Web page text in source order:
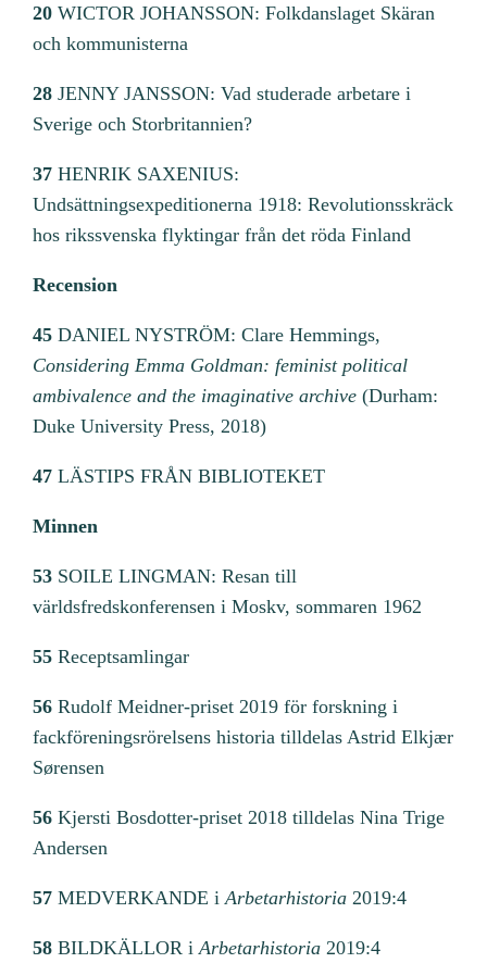
20 WICTOR JOHANSSON: Folkdanslaget Skäran
och kommunisterna
28 JENNY JANSSON: Vad studerade arbetare i
Sverige och Storbritannien?
37 HENRIK SAXENIUS:
Undsättningsexpeditionerna 1918: Revolutionsskräck
hos rikssvenska flyktingar från det röda Finland
Recension
45 DANIEL NYSTRÖM: Clare Hemmings,
Considering Emma Goldman: feminist political
ambivalence and the imaginative archive (Durham:
Duke University Press, 2018)
47 LÄSTIPS FRÅN BIBLIOTEKET
Minnen
53 SOILE LINGMAN: Resan till
världsfredskonferensen i Moskv, sommaren 1962
55Receptsamlingar
56 Rudolf Meidner-priset 2019 för forskning i
fackföreningsrörelsens historia tilldelas Astrid Elkjær
Sørensen
56 Kjersti Bosdotter-priset 2018 tilldelas Nina Trige
Andersen
57 MEDVERKANDE iArbetarhistoria 2019:4
58 BILDKÄLLOR iArbetarhistoria 2019:4